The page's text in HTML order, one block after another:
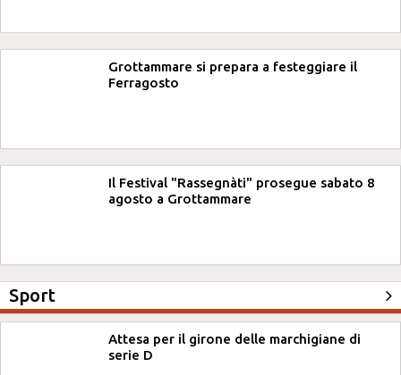
Grottammare si prepara a festeggiare il
Ferragosto
Il Festival "Rassegnàti" prosegue sabato 8
agosto a Grottammare
Sport
Attesa per il girone delle marchigiane di
serie D